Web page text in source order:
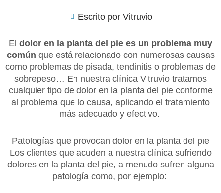
Escrito por Vitruvio
El dolor en la planta del pie es un problema muy
común que está relacionado con numerosas causas
como problemas de pisada, tendinitis o problemas de
sobrepeso… En nuestra clínica Vitruvio tratamos
cualquier tipo de dolor en la planta del pie conforme
al problema que lo causa, aplicando el tratamiento
más adecuado y efectivo.
Patologías que provocan dolor en la planta del pie
Los clientes que acuden a nuestra clínica sufriendo
dolores en la planta del pie, a menudo sufren alguna
patología como, por ejemplo: